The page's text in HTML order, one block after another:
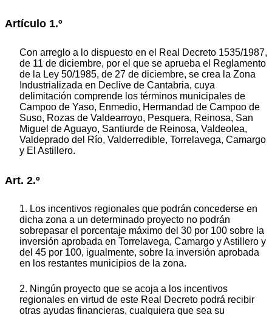
Artículo 1.º
Con arreglo a lo dispuesto en el Real Decreto 1535/1987,
de 11 de diciembre, por el que se aprueba el Reglamento
de la Ley 50/1985, de 27 de diciembre, se crea la Zona
Industrializada en Declive de Cantabria, cuya
delimitación comprende los términos municipales de
Campoo de Yaso, Enmedio, Hermandad de Campoo de
Suso, Rozas de Valdearroyo, Pesquera, Reinosa, San
Miguel de Aguayo, Santiurde de Reinosa, Valdeolea,
Valdeprado del Río, Valderredible, Torrelavega, Camargo
y El Astillero.
Art. 2.º
1. Los incentivos regionales que podrán concederse en
dicha zona a un determinado proyecto no podrán
sobrepasar el porcentaje máximo del 30 por 100 sobre la
inversión aprobada en Torrelavega, Camargo y Astillero y
del 45 por 100, igualmente, sobre la inversión aprobada
en los restantes municipios de la zona.
2. Ningún proyecto que se acoja a los incentivos
regionales en virtud de este Real Decreto podrá recibir
otras ayudas financieras, cualquiera que sea su